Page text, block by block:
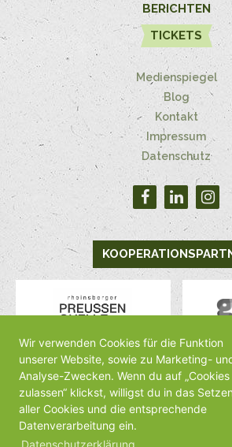
Wir verwenden Cookies für die Funktion
unserer Website, sowie zu Marketing-
Analyse-Zwecken. Wenn du auf „Cookies
zulassen“ klickst, willigst du in das Setzen
aller Cookies und die entsprechende
Datenverarbeitung ein.
Datenschutzerklärung
BERICHTEN
TICKETS
Medienspiegel
Blog
Kontakt
Impressum
Datenschutz
MEDIENPARTNER